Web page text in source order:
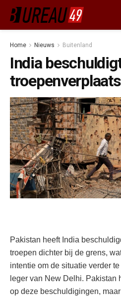
Home Nieuws Buitenland
India
Pakistan heeft India
troepen dichter bij de grens,
intentie om de situatie verder
leger van New Delhi. Pakistan
op deze beschuldigingen,